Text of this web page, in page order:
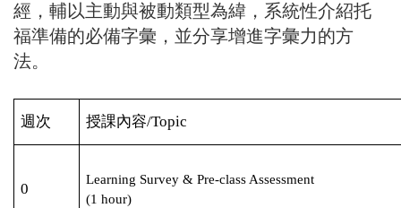
經，輔以主動與被動類型為緯，系統性介紹托
福準備的必備字彙，並分享增進字彙力的方
法。
週次 授課內容/Topic
0
Learning Survey & Pre-class Assessment
(1 hour)